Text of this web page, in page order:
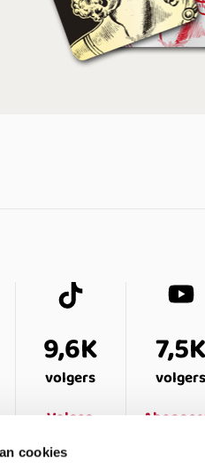
cookies
9,6K
volgers
Volgen
7,5K
volgers